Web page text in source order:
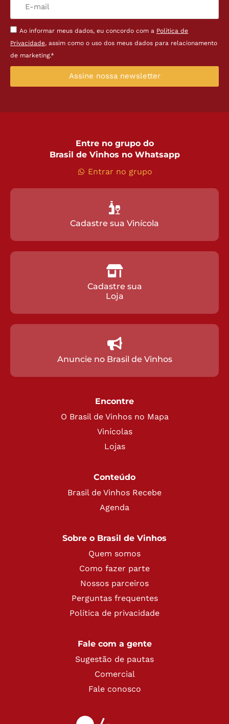
Ao informar meus dados, eu concordo com a Política de
Privacidade, assim como o uso dos meus dados para relacionamento
de marketing.*
Assine nossa newsletter
Entre no grupo do
Brasil de Vinhos no Whatsapp
Entrar no grupo
Cadastre sua Vinícola
Cadastre sua
Loja
Anuncie no Brasil de Vinhos
Encontre
O Brasil de Vinhos no Mapa
Vinícolas
Lojas
Conteúdo
Brasil de Vinhos Recebe
Agenda
Sobre o Brasil de Vinhos
Quem somos
Como fazer parte
Nossos parceiros
Perguntas frequentes
Política de privacidade
Fale com a gente
Sugestão de pautas
Comercial
Fale conosco